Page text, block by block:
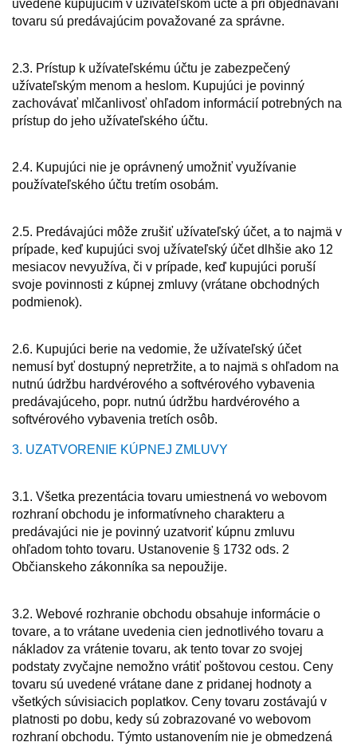
uvedené kupujúcim v užívateľskom účte a pri objednávaní
tovaru sú predávajúcim považované za správne.
2.3. Prístup k užívateľskému účtu je zabezpečený
užívateľským menom a heslom. Kupujúci je povinný
zachovávať mlčanlivosť ohľadom informácií potrebných na
prístup do jeho užívateľského účtu.
2.4. Kupujúci nie je oprávnený umožniť využívanie
používateľského účtu tretím osobám.
2.5. Predávajúci môže zrušiť užívateľský účet, a to najmä v
prípade, keď kupujúci svoj užívateľský účet dlhšie ako 12
mesiacov nevyužíva, či v prípade, keď kupujúci poruší
svoje povinnosti z kúpnej zmluvy (vrátane obchodných
podmienok).
2.6. Kupujúci berie na vedomie, že užívateľský účet
nemusí byť dostupný nepretržite, a to najmä s ohľadom na
nutnú údržbu hardvérového a softvérového vybavenia
predávajúceho, popr. nutnú údržbu hardvérového a
softvérového vybavenia tretích osôb.
3. UZATVORENIE KÚPNEJ ZMLUVY
3.1. Všetka prezentácia tovaru umiestnená vo webovom
rozhraní obchodu je informatívneho charakteru a
predávajúci nie je povinný uzatvoriť kúpnu zmluvu
ohľadom tohto tovaru. Ustanovenie § 1732 ods. 2
Občianskeho zákonníka sa nepoužije.
3.2. Webové rozhranie obchodu obsahuje informácie o
tovare, a to vrátane uvedenia cien jednotlivého tovaru a
nákladov za vrátenie tovaru, ak tento tovar zo svojej
podstaty zvyčajne nemožno vrátiť poštovou cestou. Ceny
tovaru sú uvedené vrátane dane z pridanej hodnoty a
všetkých súvisiacich poplatkov. Ceny tovaru zostávajú v
platnosti po dobu, kedy sú zobrazované vo webovom
rozhraní obchodu. Týmto ustanovením nie je obmedzená